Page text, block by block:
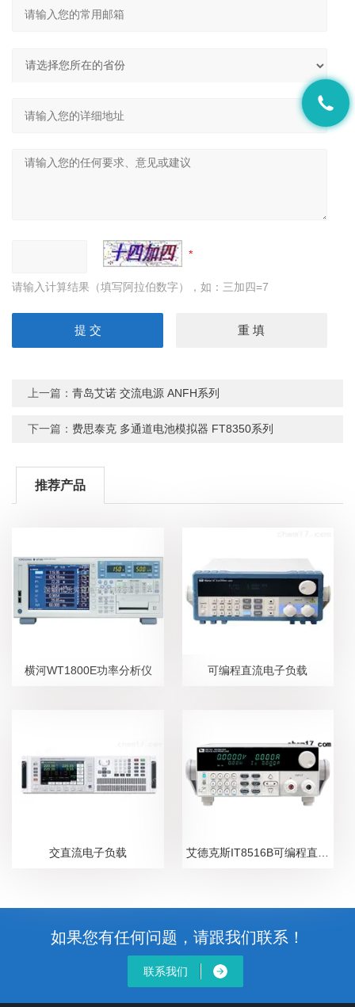
请输入计算结果（填写阿拉伯数字），如：三加四=7
上一篇：青岛艾诺 交流电源 ANFH系列
下一篇： 费思泰克 多通道电池模拟器 FT8350系列
推荐产品
横河WT1800E功率分析仪 可编程直流电子负载
交直流电子负载
如果您有任何问题，请跟我们联系！
联系我们